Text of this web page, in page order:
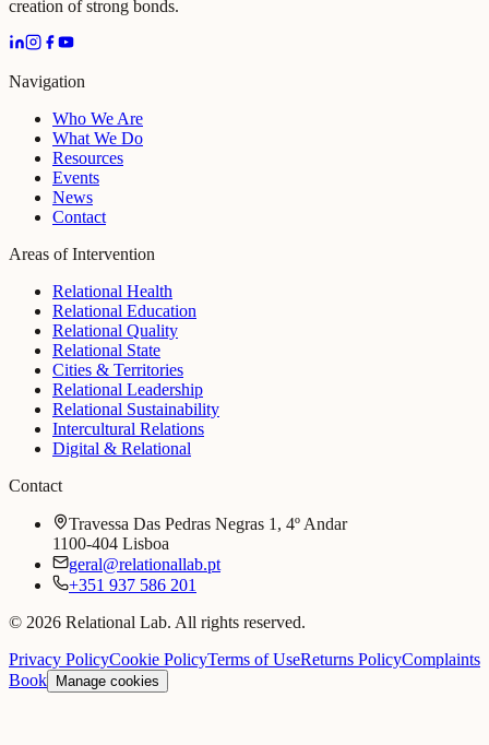
creation of strong bonds.
Navigation
Who We Are
What We Do
Resources
Events
News
Contact
Areas of Intervention
Relational Health
Relational Education
Relational Quality
Relational State
Cities & Territories
Relational Leadership
Relational Sustainability
Intercultural Relations
Digital & Relational
Contact
Travessa Das Pedras Negras 1, 4º Andar
1100-404 Lisboa
geral@relationallab.pt
+351 937 586 201
© 2026 Relational Lab. All rights reserved.
Privacy PolicyCookie PolicyTerms of UseReturns PolicyComplaints
Book
Manage cookies